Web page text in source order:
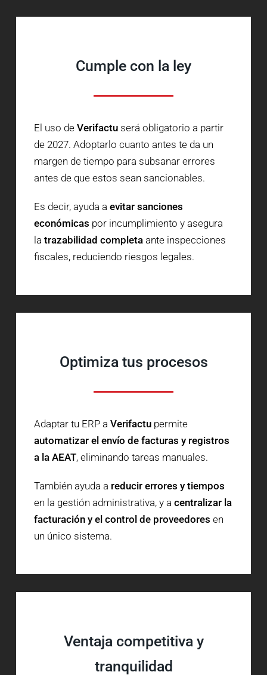
Cumple con la ley
El uso deVerifactu será obligatorio a partir
de 2027. Adoptarlo cuanto antes te da un
margen de tiempo para subsanar errores
antes de que estos sean sancionables.
Es decir, ayuda aevitar sanciones
económicas por incumplimiento y asegura
latrazabilidad completa ante inspecciones
fiscales, reduciendo riesgos legales.
Optimiza tus procesos
Adaptar tu ERP aVerifactu permite
automatizar el envío de facturas y registros
a la AEAT, eliminando tareas manuales.
También ayuda a reducir errores y tiempos
en la gestión administrativa, y acentralizar la
facturación y el control de proveedores en
un único sistema.
Ventaja competitiva y
tranquilidad